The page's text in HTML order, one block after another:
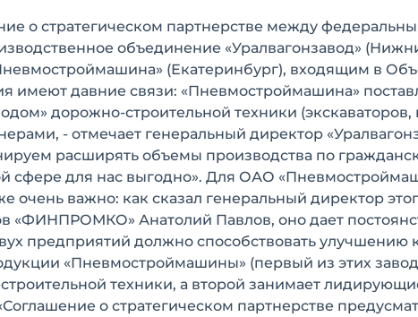
о стратегическом партнерстве между
объединение «Уралвагонзавод»
(Екатеринбург), входящим в
давние связи: «Пневмостроймашина»
дорожно-строительной техники (экскаваторов,
- отмечает генеральный директор
расширять объемы производства по
сфере для нас выгодно». Для ОАО
очень важно: как сказал генеральный директор
«ФИНПРОМКО» Анатолий Павлов, оно дает
предприятий должно способствовать улучшению
«Пневмостроймашины» (первый из этих
техники, а второй занимает
о стратегическом партнерстве